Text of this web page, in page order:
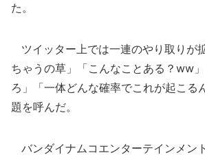
た。
ツイッター上では一連のやり取りが
ちゃうの草」「こんなことある？ww
ろ」「一体どんな確率でこれが起こる
題を呼んだ。
バンダイナムコエンターテインメン